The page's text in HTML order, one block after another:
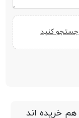
جستجو کنید
هم خریده اند